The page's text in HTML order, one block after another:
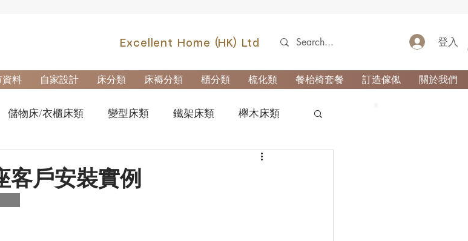
Excellent Home (HK) Ltd 登入
資料 自家設計 床分類 床褥分類 櫃分類 梳化類 餐枱椅套餐 訂造傢俬 關於我們
儲物床/衣櫃床類 變型床類 鐵架床類 櫸木床類
櫃-玄關櫃
櫃
客戶安裝實例